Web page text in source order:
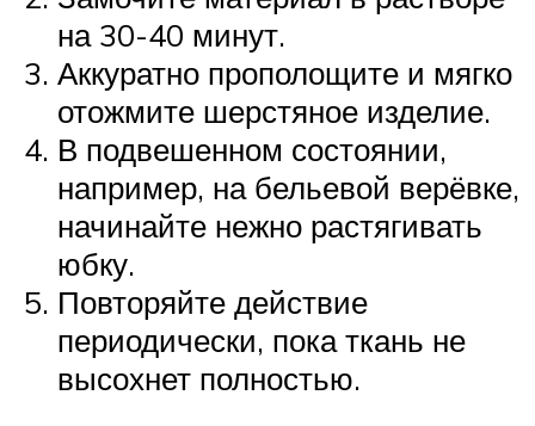
на 30-40 минут.
Аккуратно прополощите и мягко
отожмите шерстяное изделие.
В подвешенном состоянии,
например, на бельевой верёвке,
начинайте нежно растягивать
юбку.
Повторяйте действие
периодически, пока ткань не
высохнет полностью.